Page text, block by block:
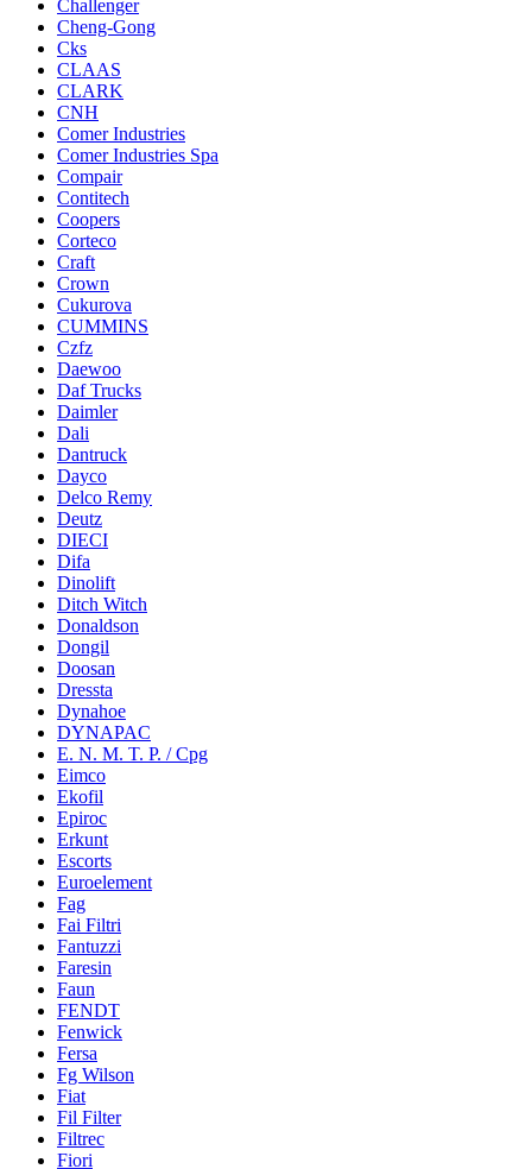
Challenger
Cheng-Gong
Cks
CLAAS
CLARK
CNH
Comer Industries
Comer Industries Spa
Compair
Contitech
Coopers
Corteco
Craft
Crown
Cukurova
CUMMINS
Czfz
Daewoo
Daf Trucks
Daimler
Dali
Dantruck
Dayco
Delco Remy
Deutz
DIECI
Difa
Dinolift
Ditch Witch
Donaldson
Dongil
Doosan
Dressta
Dynahoe
DYNAPAC
E. N. M. T. P. / Cpg
Eimco
Ekofil
Epiroc
Erkunt
Escorts
Euroelement
Fag
Fai Filtri
Fantuzzi
Faresin
Faun
FENDT
Fenwick
Fersa
Fg Wilson
Fiat
Fil Filter
Filtrec
Fiori